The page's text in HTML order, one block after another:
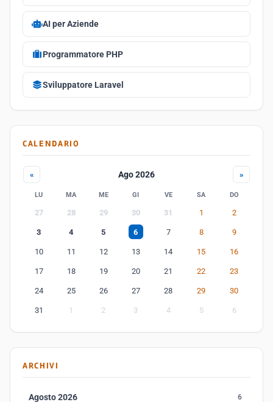
AI per Aziende
Programmatore PHP
Sviluppatore Laravel
CALENDARIO
« Ago 2026 »
LU MA ME GI VE SA DO
27 28 29 30 31 1 2
3 4 5 6 7 8 9
10 11 12 13 14 15 16
17 18 19 20 21 22 23
24 25 26 27 28 29 30
31 1 2 3 4 5 6
ARCHIVI
Agosto 2026 6